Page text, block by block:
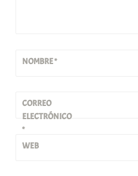
NOMBRE*
CORREO
ELECTRÓNICO
*
WEB